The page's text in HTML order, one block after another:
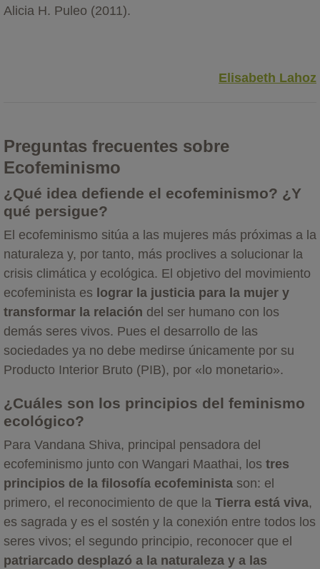
Alicia H. Puleo (2011).
Elisabeth Lahoz
Preguntas frecuentes sobre
Ecofeminismo
¿Qué idea defiende el ecofeminismo? ¿Y
qué persigue?
El ecofeminismo sitúa a las mujeres más próximas a la
naturaleza y, por tanto, más proclives a solucionar la
crisis climática y ecológica. El objetivo del movimiento
ecofeminista es lograr la justicia para la mujer y
transformar la relación del ser humano con los
demás seres vivos. Pues el desarrollo de las
sociedades ya no debe medirse únicamente por su
Producto Interior Bruto (PIB), por «lo monetario».
¿Cuáles son los principios del feminismo
ecológico?
Para Vandana Shiva, principal pensadora del
ecofeminismo junto con Wangari Maathai, los tres
principios de la filosofía ecofeminista son: el
primero, el reconocimiento de que la Tierra está viva,
es sagrada y es el sostén y la conexión entre todos los
seres vivos; el segundo principio, reconocer que el
patriarcado desplazó a la naturaleza y a las